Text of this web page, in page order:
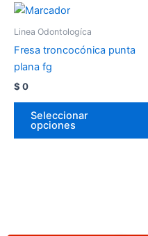
Linea Odontologíca
Fresa troncocónica punta
plana fg
$ 0
Seleccionar
opciones